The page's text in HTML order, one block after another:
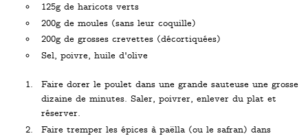
125g de haricots verts
200g de moules (sans leur coquille)
200g de grosses crevettes (décortiquées)
Sel, poivre, huile d'olive
Faire dorer le poulet dans une grande sauteuse une grosse
dizaine de minutes. Saler, poivrer, enlever du plat et
réserver.
Faire tremper les épices à paëlla (ou le safran) dans